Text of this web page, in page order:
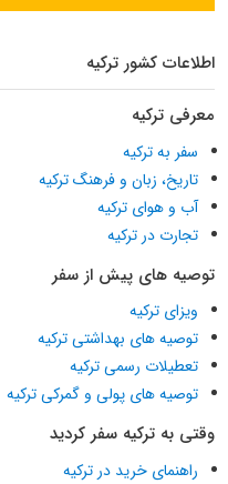
اطلاعات کشور ترکیه
معرفی ترکیه
سفر به ترکیه
تاریخ، زبان و فرهنگ ترکیه
آب و هوای ترکیه
تجارت در ترکیه
توصیه های پیش از سفر
ویزای ترکیه
توصیه های بهداشتی ترکیه
تعطیلات رسمی ترکیه
توصیه های پولی و گمرکی ترکیه
وقتی به ترکیه سفر کردید
راهنمای خرید در ترکیه